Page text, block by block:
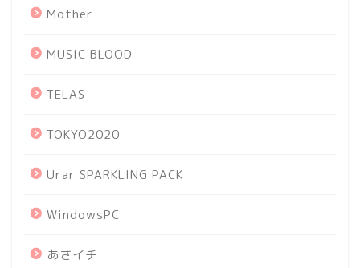
Mother
MUSIC BLOOD
TELAS
TOKYO2020
Urar SPARKLING PACK
WindowsPC
あさイチ